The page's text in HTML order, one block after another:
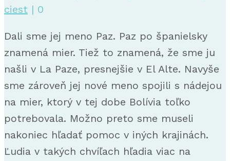
ciest | 0
Dali sme jej meno Paz. Paz po španielsky
znamená mier. Tiež to znamená, že sme ju
našli v La Paze, presnejšie v El Alte. Navyše
sme zároveň jej nové meno spojili s nádejou
na mier, ktorý v tej dobe Bolívia toľko
potrebovala. Možno preto sme museli
nakoniec hľadať pomoc v iných krajinách.
Ľudia v takých chvíľach hľadia viac na